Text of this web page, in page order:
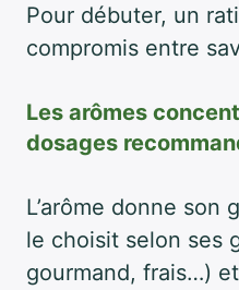
Pour débuter, un
compromis entre
Les arômes
dosages
L’arôme donne son
le choisit selon ses
gourmand, frais…)